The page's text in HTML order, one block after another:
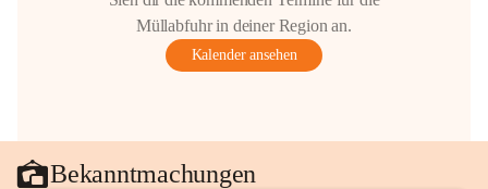
Müllabfuhr in deiner Region an.
Kalender ansehen
Bekanntmachungen